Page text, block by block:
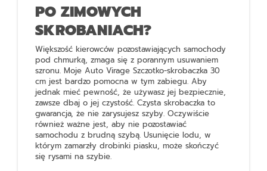
PO ZIMOWYCH
SKROBANIACH?
Większość kierowców pozostawiających samochody
pod chmurką, zmaga się z porannym usuwaniem
szronu.Moje Auto Virage Szczotko-skrobaczka 30
cm jest bardzo pomocna w tym zabiegu. Aby
jednak mieć pewność, że używasz jej bezpiecznie,
zawsze dbaj o jej czystość. Czysta skrobaczka to
gwarancja, że nie zarysujesz szyby. Oczywiście
również ważne jest, aby nie pozostawiać
samochodu z brudną szybą. Usunięcie lodu, w
którym zamarzły drobinki piasku, może skończyć
się rysami na szybie.